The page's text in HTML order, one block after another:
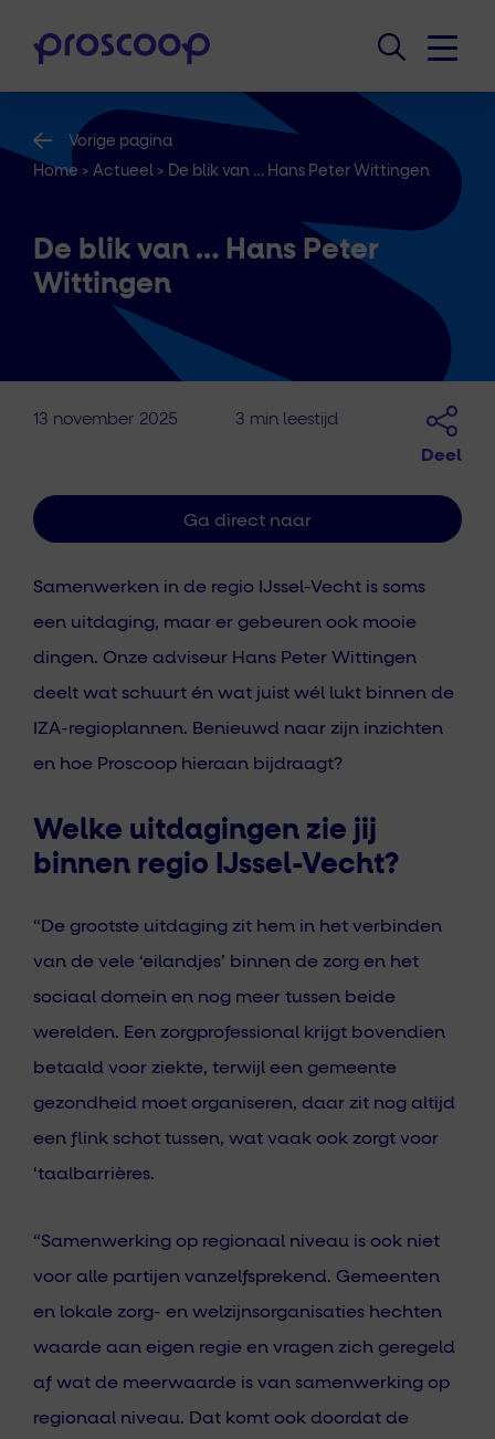
Vorige pagina
Home > Actueel > De blik van … Hans Peter Wittingen
De blik van … Hans Peter
Wittingen
13 november 2025 3 min leestijd
Deel
Samenwerken in de regio IJssel-Vecht is soms
een uitdaging, maar er gebeuren ook mooie
dingen. Onze adviseur Hans Peter Wittingen
deelt wat schuurt én wat juist wél lukt binnen de
IZA-regioplannen. Benieuwd naar zijn inzichten
en hoe Proscoop hieraan bijdraagt?
Welke uitdagingen zie jij
binnen regio IJssel-Vecht?
“De grootste uitdaging zit hem in het verbinden
van de vele ‘eilandjes’ binnen de zorg en het
sociaal domein en nog meer tussen beide
werelden. Een zorgprofessional krijgt bovendien
betaald voor ziekte, terwijl een gemeente
gezondheid moet organiseren, daar zit nog altijd
een flink schot tussen, wat vaak ook zorgt voor
‘taalbarrières.
“Samenwerking op regionaal niveau is ook niet
voor alle partijen vanzelfsprekend. Gemeenten
en lokale zorg- en welzijnsorganisaties hechten
waarde aan eigen regie en vragen zich geregeld
af wat de meerwaarde is van samenwerking op
regionaal niveau. Dat komt ook doordat de